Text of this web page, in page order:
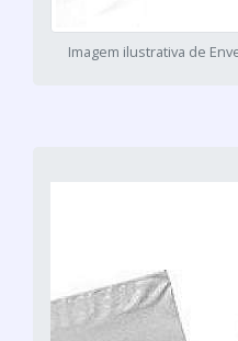
Imagem ilustrativa de